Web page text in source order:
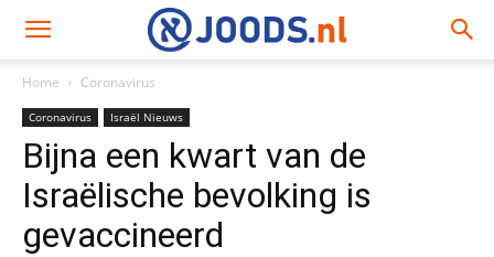
Home Coronavirus
Coronavirus Israël Nieuws
Bijna een kwart van de
Israëlische bevolking is
gevaccineerd